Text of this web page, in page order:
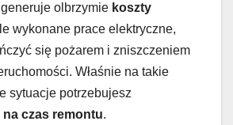
olbrzymie koszty
wykonane prace elektryczne,
się pożarem i zniszczeniem
Właśnie na takie
sytuacje potrzebujesz
czas remontu.